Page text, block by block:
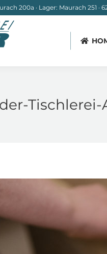
200a · Lager: Maurach 251 ·